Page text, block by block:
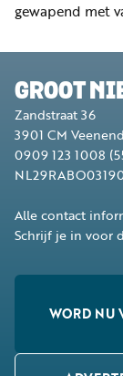
gewapend met
GROOT
Zandstraat 36
3901 CM
0909 123 1008
Alle contact
Schrijf je in voor
WORD NU